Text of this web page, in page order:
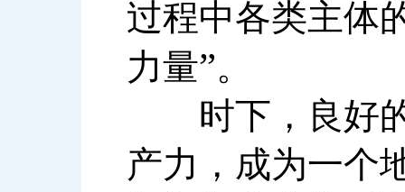
过程中各类主体
力量”。
时下，良好的
产力，成为一个